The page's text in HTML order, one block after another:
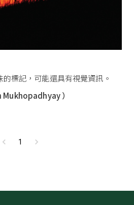
標記，可能還具有視覺資訊。
）
1